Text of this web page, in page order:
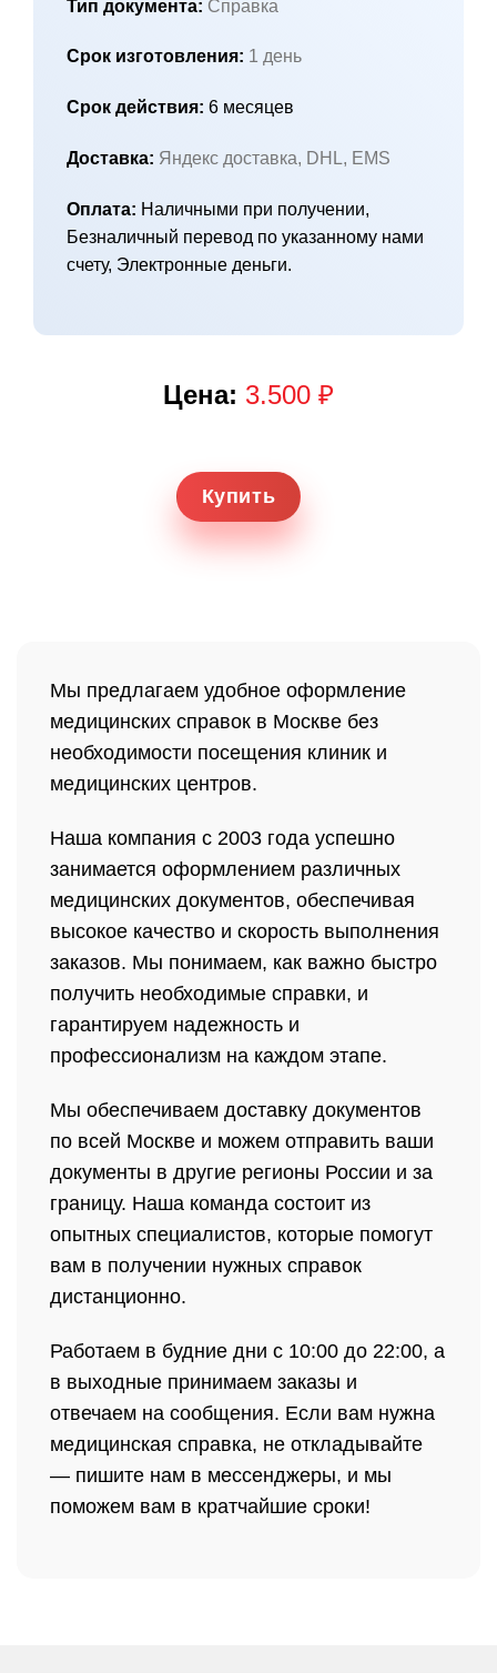
Тип документа: Справка
Срок изготовления: 1 день
Срок действия: 6 месяцев
Доставка: Яндекс доставка, DHL, EMS
Оплата: Наличными при получении,
Безналичный перевод по указанному нами
счету, Электронные деньги.
Цена: 3.500 ₽
Купить
Мы предлагаем удобное оформление
медицинских справок в Москве без
необходимости посещения клиник и
медицинских центров.
Наша компания с 2003 года успешно
занимается оформлением различных
медицинских документов, обеспечивая
высокое качество и скорость выполнения
заказов. Мы понимаем, как важно быстро
получить необходимые справки, и
гарантируем надежность и
профессионализм на каждом этапе.
Мы обеспечиваем доставку документов
по всей Москве и можем отправить ваши
документы в другие регионы России и за
границу. Наша команда состоит из
опытных специалистов, которые помогут
вам в получении нужных справок
дистанционно.
Работаем в будние дни с 10:00 до 22:00, а
в выходные принимаем заказы и
отвечаем на сообщения. Если вам нужна
медицинская справка, не откладывайте
— пишите нам в мессенджеры, и мы
поможем вам в кратчайшие сроки!